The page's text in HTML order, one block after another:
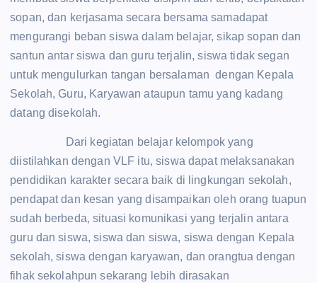
sopan, dan kerjasama secara bersama samadapat
mengurangi beban siswa dalam belajar, sikap sopan dan
santun antar siswa dan guru terjalin, siswa tidak segan
untuk mengulurkan tangan bersalaman dengan Kepala
Sekolah, Guru, Karyawan ataupun tamu yang kadang
datang disekolah.
Dari kegiatan belajar kelompok yang
diistilahkan dengan VLF itu, siswa dapat melaksanakan
pendidikan karakter secara baik di lingkungan sekolah,
pendapat dan kesan yang disampaikan oleh orang tuapun
sudah berbeda, situasi komunikasi yang terjalin antara
guru dan siswa, siswa dan siswa, siswa dengan Kepala
sekolah, siswa dengan karyawan, dan orangtua dengan
fihak sekolahpun sekarang lebih dirasakan